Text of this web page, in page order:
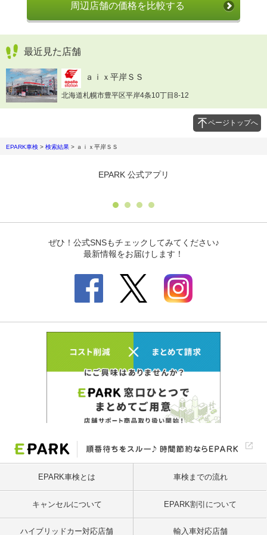
周辺店舗の価格を比較する
最近見た店舗
ａｉｘ平岸ＳＳ
北海道札幌市豊平区平岸4条10丁目8-12
ページトップへ
EPARK車検 > 検索結果 > ａｉｘ平岸ＳＳ
EPARK車検とは 車検までの流れ
キャンセルについて EPARK割引について
ハイブリッドカー対応店舗 輸入車対応店舗